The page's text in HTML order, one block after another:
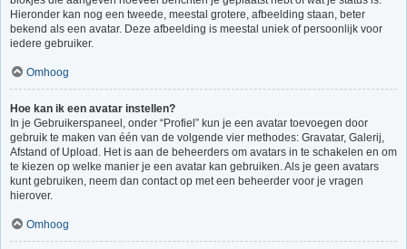
Hieronder kan nog een tweede, meestal grotere, afbeelding staan, beter
bekend als een avatar. Deze afbeelding is meestal uniek of persoonlijk voor
iedere gebruiker.
Omhoog
Hoe kan ik een avatar instellen?
In je Gebruikerspaneel, onder “Profiel” kun je een avatar toevoegen door
gebruik te maken van één van de volgende vier methodes: Gravatar, Galerij,
Afstand of Upload. Het is aan de beheerders om avatars in te schakelen en om
te kiezen op welke manier je een avatar kan gebruiken. Als je geen avatars
kunt gebruiken, neem dan contact op met een beheerder voor je vragen
hierover.
Omhoog